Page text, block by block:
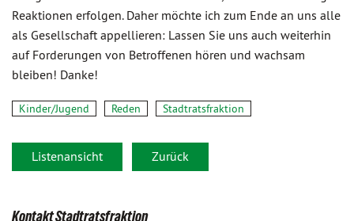
Reaktionen erfolgen. Daher möchte ich zum Ende an uns alle
als Gesellschaft appellieren: Lassen Sie uns auch weiterhin
auf Forderungen von Betroffenen hören und wachsam
bleiben! Danke!
Kinder/Jugend Reden Stadtratsfraktion
Listenansicht Zurück
Kontakt Stadtratsfraktion